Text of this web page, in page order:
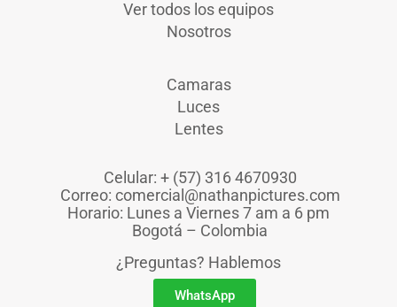
Ver todos los equipos
Nosotros
Camaras
Luces
Lentes
Celular: + (57) 316 4670930
Correo: comercial@nathanpictures.com
Horario: Lunes a Viernes 7 am a 6 pm
Bogotá – Colombia
¿Preguntas? Hablemos
WhatsApp